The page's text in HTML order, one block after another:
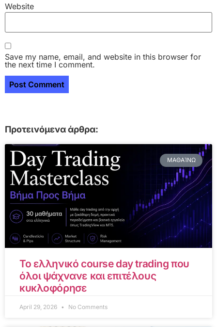
Website
Save my name, email, and website in this browser for
the next time I comment.
Προτεινόμενα άρθρα:
ΜΑΘΑΊΝΩ
Το ελληνικό course day trading που
όλοι ψάχνανε και επιτέλους
κυκλοφόρησε
April 29, 2026 No Comments